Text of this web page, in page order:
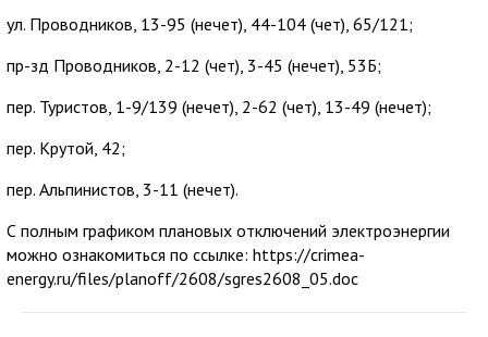
ул. Проводников, 13-95 (нечет), 44-104 (чет), 65/121;
пр-зд Проводников, 2-12 (чет), 3-45 (нечет), 53Б;
пер. Туристов, 1-9/139 (нечет), 2-62 (чет), 13-49 (нечет);
пер. Крутой, 42;
пер. Альпинистов, 3-11 (нечет).
С полным графиком плановых отключений электроэнергии
можно ознакомиться по ссылке: https://crimea-
energy.ru/files/planoff/2608/sgres2608_05.doc